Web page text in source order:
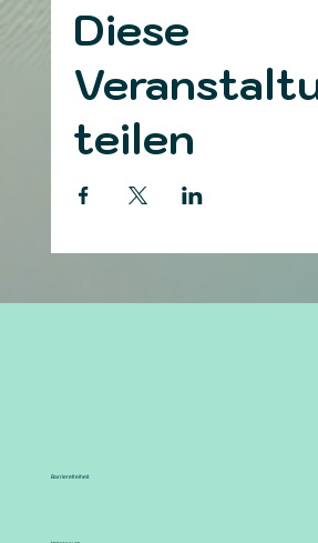
Diese
teilen
Barrierefreiheit